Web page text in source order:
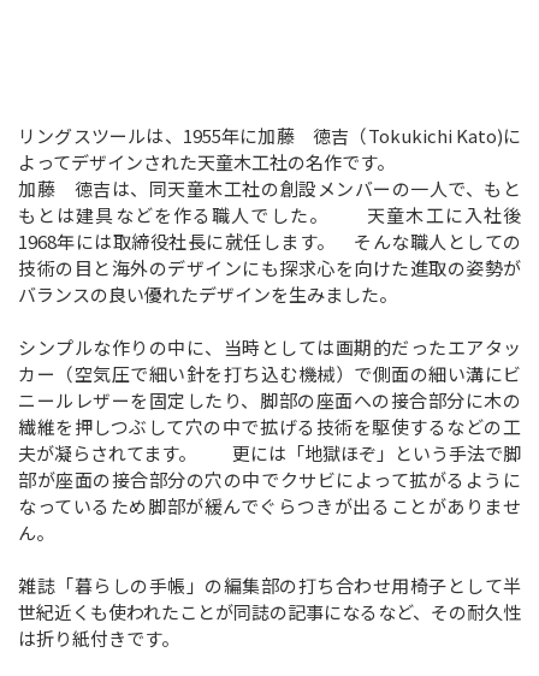
リングスツールは、1955年に加藤 徳吉（Tokukichi Kato)に
よってデザインされた天童木工社の名作です。
加藤 徳吉は、同天童木工社の創設メンバーの一人で、もと
もとは建具などを作る職人でした。 天童木工に入社後
1968年には取締役社長に就任します。 そんな職人としての
技術の目と海外のデザインにも探求心を向けた進取の姿勢が
バランスの良い優れたデザインを生みました。
シンプルな作りの中に、当時としては画期的だったエアタッ
カー（空気圧で細い針を打ち込む機械）で側面の細い溝にビ
ニールレザーを固定したり、脚部の座面への接合部分に木の
繊維を押しつぶして穴の中で拡げる技術を駆使するなどの工
夫が凝らされてます。 更には「地獄ほぞ」という手法で脚
部が座面の接合部分の穴の中でクサビによって拡がるように
なっているため脚部が緩んでぐらつきが出ることがありませ
ん。
雑誌「暮らしの手帳」の編集部の打ち合わせ用椅子として半
世紀近くも使われたことが同誌の記事になるなど、その耐久性
は折り紙付きです。